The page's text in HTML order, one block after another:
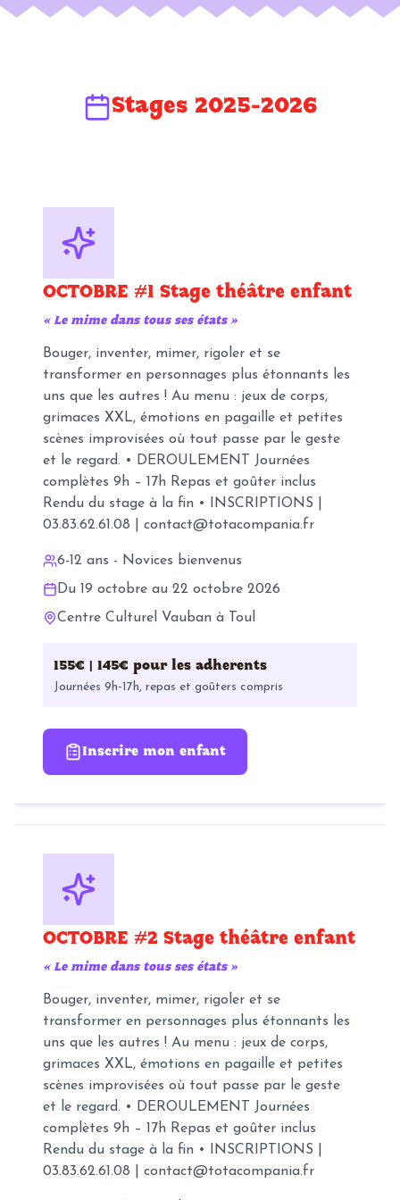
Stages 2025-2026
OCTOBRE #1 Stage théâtre enfant
«Le mime dans tous ses états»
Bouger, inventer, mimer, rigoler et se
transformer en personnages plus étonnants les
uns que les autres ! Au menu : jeux de corps,
grimaces XXL, émotions en pagaille et petites
scènes improvisées où tout passe par le geste
et le regard. • DEROULEMENT Journées
complètes 9h – 17h Repas et goûter inclus
Rendu du stage à la fin • INSCRIPTIONS |
03.83.62.61.08 | contact@totacompania.fr
6-12 ans - Novices bienvenus
Du 19 octobre au 22 octobre 2026
Centre Culturel Vauban à Toul
155€ | 145€ pour les adherents
Journées 9h-17h, repas et goûters compris
Inscrire mon enfant
OCTOBRE #2 Stage théâtre enfant
«Le mime dans tous ses états»
Bouger, inventer, mimer, rigoler et se
transformer en personnages plus étonnants les
uns que les autres ! Au menu : jeux de corps,
grimaces XXL, émotions en pagaille et petites
scènes improvisées où tout passe par le geste
et le regard. • DEROULEMENT Journées
complètes 9h – 17h Repas et goûter inclus
Rendu du stage à la fin • INSCRIPTIONS |
03.83.62.61.08 | contact@totacompania.fr